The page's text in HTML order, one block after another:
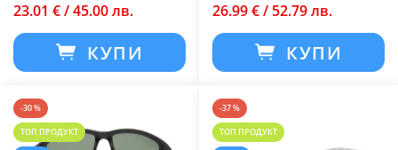
23.01 € / 45.00 лв.
КУПИ
26.99 € / 52.79 лв.
КУПИ
-30 %
ТОП ПРОДУКТ
-37 %
ТОП ПРОДУКТ